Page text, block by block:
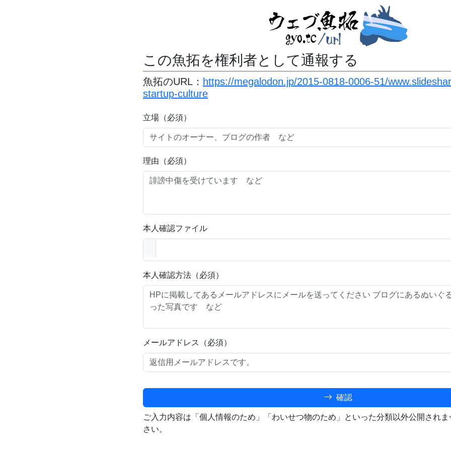
この魚拓を権利者として通報する
魚拓のURL： https://megalodon.jp/2015-0818-0006-51/
startup-culture
立場（必須）
理由（必須）
本人確認ファイル
本人確認方法（必須）
メールアドレス（必須）
確認
ご入力内容は「個人情報のため」「わいせつ物のため」といった分類以外公開され
さい。